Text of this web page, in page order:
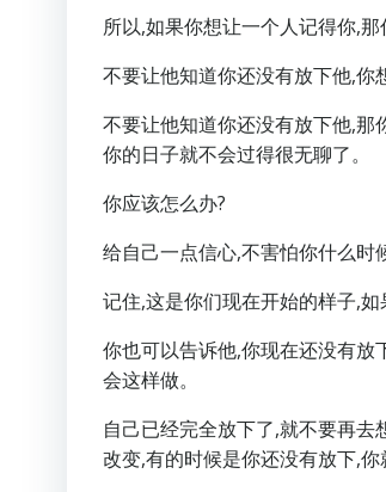
所以,如果你想让一个人记得你,那
不要让他知道你还没有放下他,你
不要让他知道你还没有放下他,
你的日子就不会过得很无聊了。
你应该怎么办?
给自己一点信心,不害怕你什么时
记住,这是你们现在开始的样子,
你也可以告诉他,你现在还没有放
会这样做。
自己已经完全放下了,就不要再
改变,有的时候是你还没有放下,你